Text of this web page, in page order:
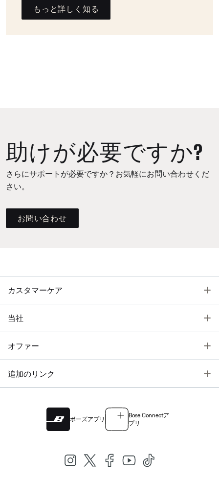
もっと詳しく知る
助けが必要ですか?
さらにサポートが必要ですか？お気軽にお問い合わせくだ
さい。
お問い合わせ
カスタマーケア
当社
オファー
追加のリンク
ボーズアプリ
Bose Connectア
プリ